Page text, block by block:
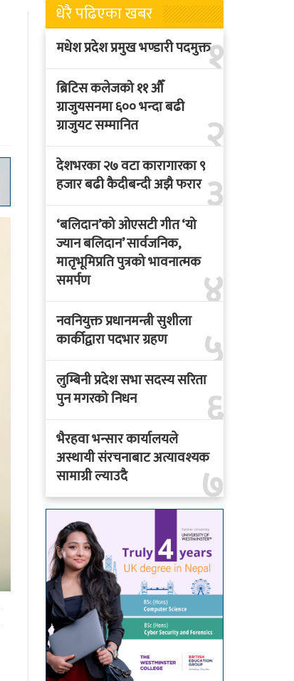
धेरै पढिएका खबर
१
मधेश प्रदेश प्रमुख भण्डारी पदमुक्त
२
ब्रिटिस कलेजको ११ औँ
ग्राजुयसनमा ६०० भन्दा बढी
ग्राजुयट सम्मानित
३
देशभरका २७ वटा कारागारका ९
हजार बढी कैदीबन्दी अझै फरार
४
‘बलिदान’को ओएसटी गीत ‘यो
ज्यान बलिदान’ सार्वजनिक,
मातृभूमिप्रति पुत्रको भावनात्मक
समर्पण
५
नवनियुक्त प्रधानमन्त्री सुशीला
कार्कीद्वारा पदभार ग्रहण
६
लुम्बिनी प्रदेश सभा सदस्य सरिता
पुन मगरको निधन
७
भैरहवा भन्सार कार्यालयले
अस्थायी संरचनाबाट अत्यावश्यक
सामाग्री ल्याउदै